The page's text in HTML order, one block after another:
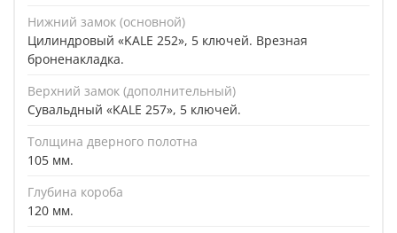
Нижний замок (основной)
Цилиндровый «KALE 252», 5 ключей. Врезная
броненакладка.
Верхний замок (дополнительный)
Сувальдный «KALE 257», 5 ключей.
Толщина дверного полотна
105 мм.
Глубина короба
120 мм.